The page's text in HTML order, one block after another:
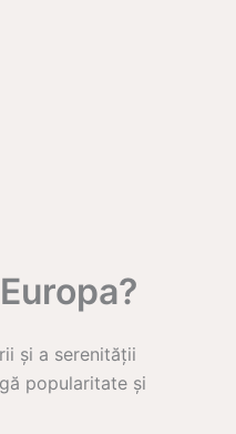
și a serenității
popularitate și